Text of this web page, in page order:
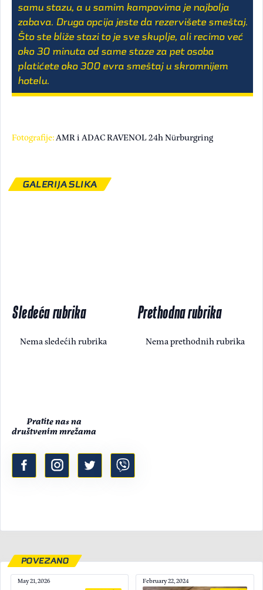
samu stazu, a u samim kampovima je najbolja
zabava. Druga opcija jeste da rezervišete smeštaj.
Što ste bliže stazi to je sve skuplje, ali recimo već
oko 30 minuta od same staze za pet osoba
platićete oko 300 evra smeštaj u skromnijem
hotelu.
Fotografije:AMR i ADAC RAVENOL 24h Nürburgring
GALERIJA SLIKA
Sledeća rubrika
Nema sledećih rubrika
Prethodna rubrika
Nema prethodnih rubrika
Pratite nas na
društvenim mrežama
POVEZANO
May 21, 2026 February 22, 2024